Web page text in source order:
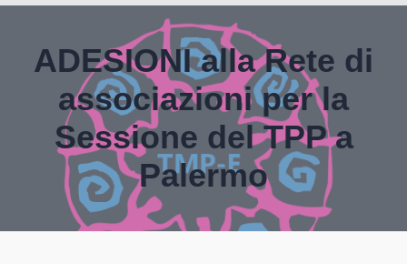
ADESIONI alla Rete di
associazioni per la
Sessione del TPP a
Palermo